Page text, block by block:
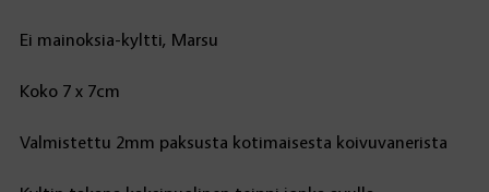
Ei mainoksia-kyltti, Marsu
Koko 7 x 7cm
Valmistettu 2mm paksusta kotimaisesta koivuvanerista